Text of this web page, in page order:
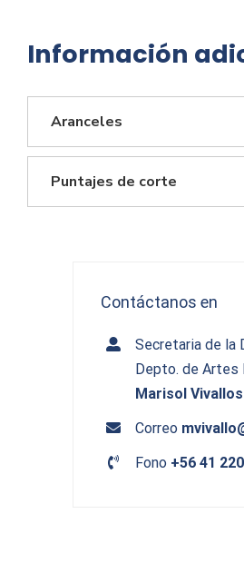
Información
Aranceles
Puntajes de corte
Contáctanos en
Secretaria de la
Depto. de Artes
Marisol Vivallos
Correo
Fono +56 41